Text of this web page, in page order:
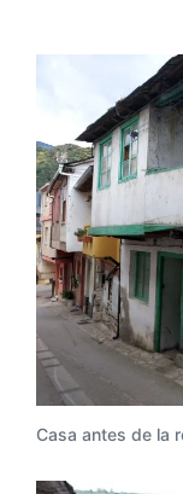
Casa antes de la